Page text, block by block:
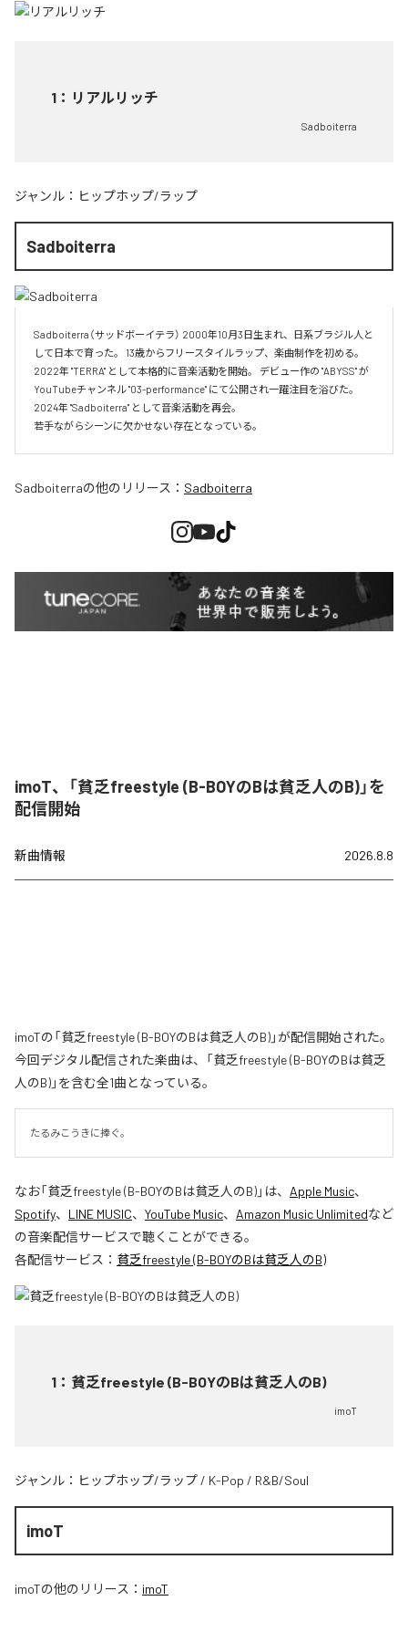
1 ： リアルリッチ
Sadboiterra
ジャンル： ヒップホップ/ラップ
Sadboiterra
Sadboiterra（サッドボーイテラ） 2000年10月3日生まれ、日系ブラジル人と
して日本で育った。 13歳からフリースタイルラップ、楽曲制作を初める。
2022年 "TERRA" として本格的に音楽活動を開始。 デビュー作の "ABYSS" が
YouTubeチャンネル "03-performance" にて公開され一躍注目を浴びた。
2024年 "Sadboiterra" として音楽活動を再会。
若手ながらシーンに欠かせない存在となっている。
Sadboiterraの他のリリース： Sadboiterra
imoT、「貧乏freestyle (B-BOYのBは貧乏人のB)」を
配信開始
新曲情報 2026.8.8
imoTの「貧乏freestyle (B-BOYのBは貧乏人のB)」が配信開始された。
今回デジタル配信された楽曲は、「貧乏freestyle (B-BOYのBは貧乏
人のB)」を含む全1曲となっている。
たるみこうきに捧ぐ。
なお「貧乏freestyle (B-BOYのBは貧乏人のB)」は、 Apple Music、
Spotify、 LINE MUSIC、 YouTube Music、 Amazon Music Unlimitedなど
の音楽配信サービスで聴くことができる。
各配信サービス： 貧乏freestyle (B-BOYのBは貧乏人のB)
1 ： 貧乏freestyle (B-BOYのBは貧乏人のB)
imoT
ジャンル： ヒップホップ/ラップ / K-Pop / R&B/Soul
imoT
imoTの他のリリース： imoT